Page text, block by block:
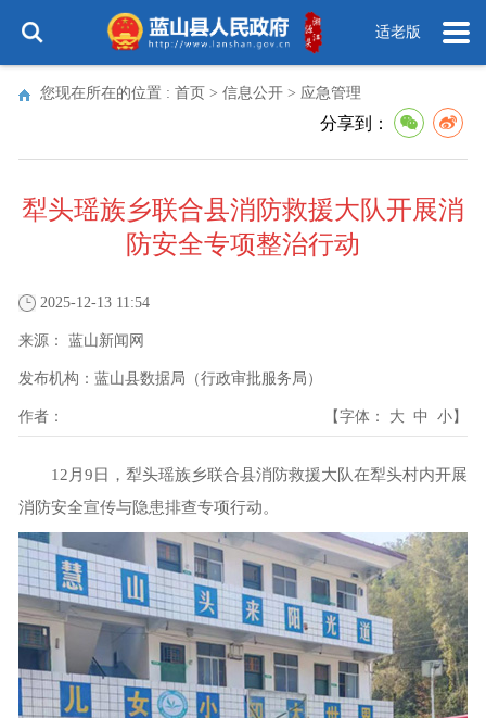
适老版
您现在所在的位置 : 首页 > 信息公开 > 应急管理
分享到：
犁头瑶族乡联合县消防救援大队开展消
防安全专项整治行动
2025-12-13 11:54
来源： 蓝山新闻网
发布机构： 蓝山县数据局（行政审批服务局）
作者： 【字体： 大 中 小】
12月9日，犁头瑶族乡联合县消防救援大队在犁头村内开展
消防安全宣传与隐患排查专项行动。